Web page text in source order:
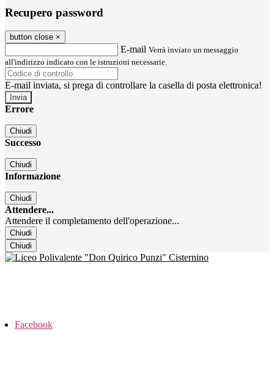
Recupero password
button close ×
E-mail Verrà inviato un messaggio
all'indirizzo indicato con le istruzioni necessarie.
E-mail inviata, si prega di controllare la casella di posta elettronica!
Errore
Chiudi
Successo
Chiudi
Informazione
Chiudi
Attendere...
Attendere il completamento dell'operazione...
Chiudi
Chiudi
Facebook